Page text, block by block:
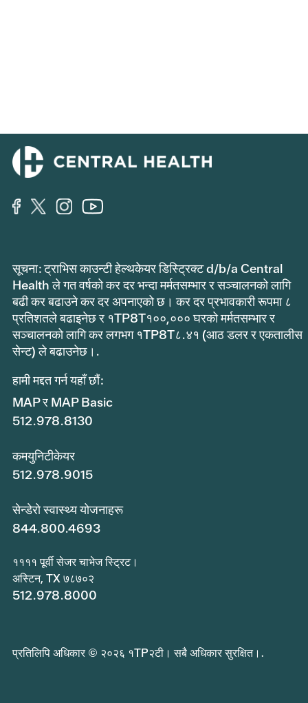
सूचना: ट्राभिस काउन्टी हेल्थकेयर डिस्ट्रिक्ट d/b/a Central
Health ले गत वर्षको कर दर भन्दा मर्मतसम्भार र सञ्चालनको लागि
बढी कर बढाउने कर दर अपनाएको छ। कर दर प्रभावकारी रूपमा ८
प्रतिशतले बढाइनेछ र १TP8T१००,००० घरको मर्मतसम्भार र
सञ्चालनको लागि कर लगभग १TP8T८.४१ (आठ डलर र एकतालीस
सेन्ट) ले बढाउनेछ।.
हामी मद्दत गर्न यहाँ छौं:
MAP र MAP Basic
512.978.8130
कमयुनिटीकेयर
512.978.9015
सेन्डेरो स्वास्थ्य योजनाहरू
844.800.4693
११११ पूर्वी सेजर चाभेज स्ट्रिट।
अस्टिन, TX ७८७०२
512.978.8000
प्रतिलिपि अधिकार © २०२६ १TP२टी। सबै अधिकार सुरक्षित।.